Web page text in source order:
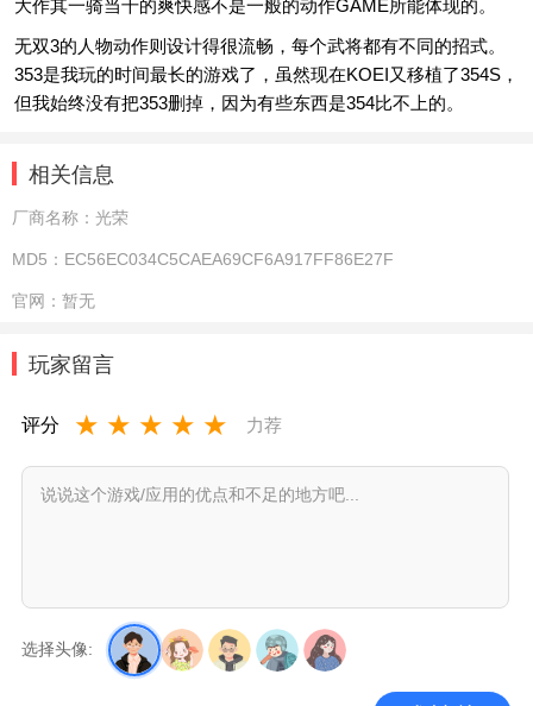
大作其一骑当千的爽快感不是一般的动作GAME所能体现的。
无双3的人物动作则设计得很流畅，每个武将都有不同的招式。
353是我玩的时间最长的游戏了，虽然现在KOEI又移植了354S，
但我始终没有把353删掉，因为有些东西是354比不上的。
相关信息
厂商名称： 光荣
MD5： EC56EC034C5CAEA69CF6A917FF86E27F
官网： 暂无
玩家留言
评分 ★ ★ ★ ★ ★ 力荐
选择头像: